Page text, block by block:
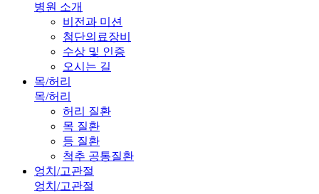
병원 소개
비전과 미션
첨단의료장비
수상 및 인증
오시는 길
목/허리
목/허리
허리 질환
목 질환
등 질환
척추 공통질환
엉치/고관절
엉치/고관절